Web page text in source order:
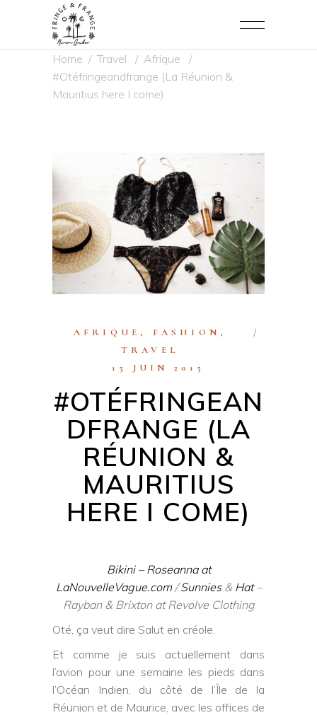
Home / Travel / Afrique
/
#Otéfringeandfrange (La Réunion &
Mauritius here I come)
AFRIQUE , FASHION ,
TRAVEL
15 JUIN 2015
#OTÉFRINGEAN
DFRANGE (LA
RÉUNION &
MAURITIUS
HERE I COME)
Bikini – Roseanna at
LaNouvelleVague.com/Sunnies& Hat–
Rayban & Brixton at Revolve Clothing
Oté, ça veut dire Salut en créole.
Et comme je suis actuellement dans
l’avion pour une semaine les pieds dans
l’Océan Indien, du côté de l’Île de la
Réunion et de Maurice, avec les offices de